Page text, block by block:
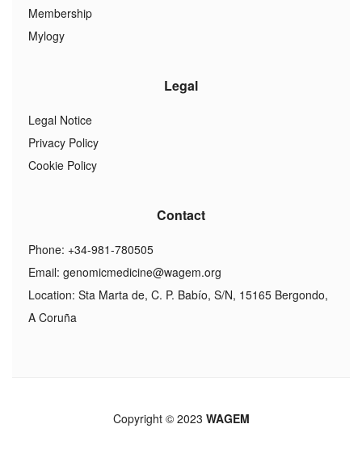
Membership
Mylogy
Legal
Legal Notice
Privacy Policy
Cookie Policy
Contact
Phone: +34-981-780505
Email: genomicmedicine@wagem.org
Location: Sta Marta de, C. P. Babío, S/N, 15165 Bergondo,
A Coruña
Copyright © 2023 WAGEM